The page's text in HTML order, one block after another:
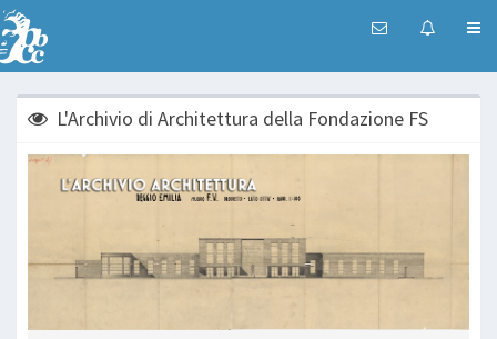
L'Archivio di Architettura della Fondazione FS